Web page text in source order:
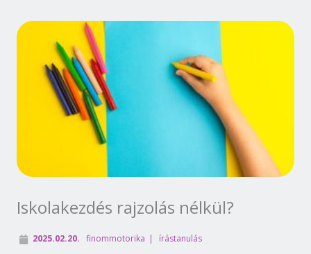
Iskolakezdés rajzolás nélkül?
2025.02.20. finommotorika írástanulás